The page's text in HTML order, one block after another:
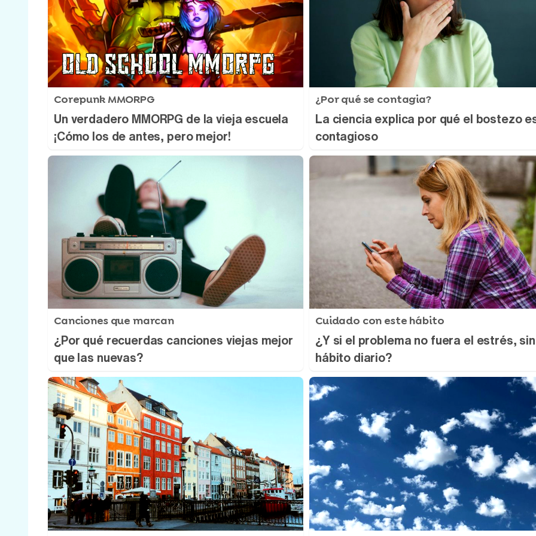
Corepunk MMORPG
Un verdadero MMORPG de la vieja escuela
¡Cómo los de antes, pero mejor!
¿Por qué se contagia?
La ciencia explica por qué el bostezo
contagioso
Canciones que marcan
¿Por qué recuerdas canciones viejas mejor
que las nuevas?
Cuidado con este hábito
¿Y si el problema no fuera el estrés,
hábito diario?